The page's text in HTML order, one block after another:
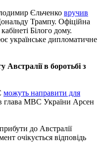
Єльченко вручив
Трампу. Офіційна
Білого дому.
українське дипломатичне
Австралії в боротьбі з
можуть направити для
глава МВС України Арсен
до Австралії
очікується відповідь